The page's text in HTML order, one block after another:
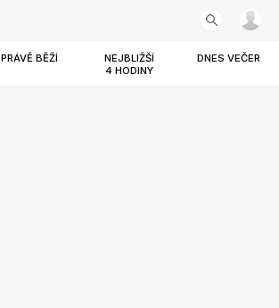
PRÁVĚ BĚŽÍ
NEJBLIŽŠÍ
4 HODINY
DNES VEČER